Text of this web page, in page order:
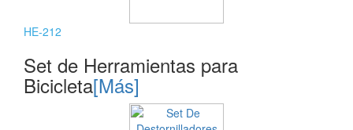
HE-212
Set de Herramientas para
Bicicleta[Más]